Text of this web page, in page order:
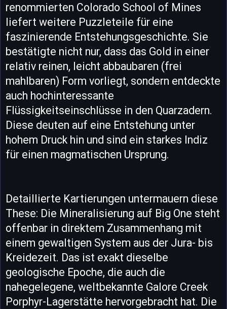
renommierten Colorado School of Mines
liefert weitere Puzzleteile für eine
faszinierende Entstehungsgeschichte. Sie
bestätigte nicht nur, dass das Gold in einer
relativ reinen, leicht abbaubaren (frei
mahlbaren) Form vorliegt, sondern entdeckte
auch hochinteressante
Flüssigkeitseinschlüsse in den Quarzadern.
Diese deuten auf eine Entstehung unter
hohem Druck hin und sind ein starkes Indiz
für einen magmatischen Ursprung.
Detaillierte Kartierungen untermauern diese
These: Die Mineralisierung auf Big One steht
offenbar in direktem Zusammenhang mit
einem gewaltigen System aus der Jura- bis
Kreidezeit. Das ist exakt dieselbe
geologische Epoche, die auch die
nahegelegene, weltbekannte Galore Creek
Porphyr-Lagerstätte hervorgebracht hat. Die